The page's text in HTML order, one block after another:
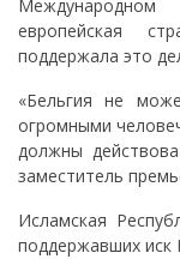
европейская
поддержала это
«Бельгия не
огромными
должны
заместитель
Исламская
поддержавших